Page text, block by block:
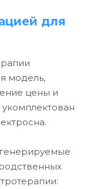
для
модель,
цены и